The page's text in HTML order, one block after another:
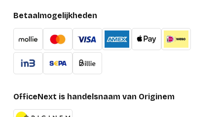
Betaalmogelijkheden
OfficeNext is handelsnaam van Originem